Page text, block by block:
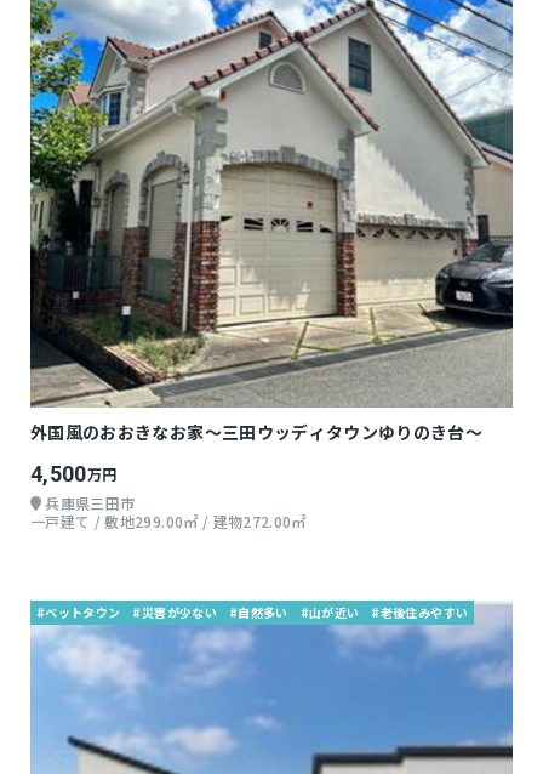
外国風のおおきなお家～三田ウッディタウンゆりのき台～
4,500万円
兵庫県三田市
一戸建て / 敷地299.00㎡ / 建物272.00㎡
#ベットタウン #災害が少ない #自然多い #山が近い #老後住みやすい